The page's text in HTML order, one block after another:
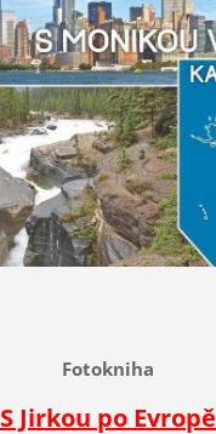
Fotokniha
S Jirkou po Evropě